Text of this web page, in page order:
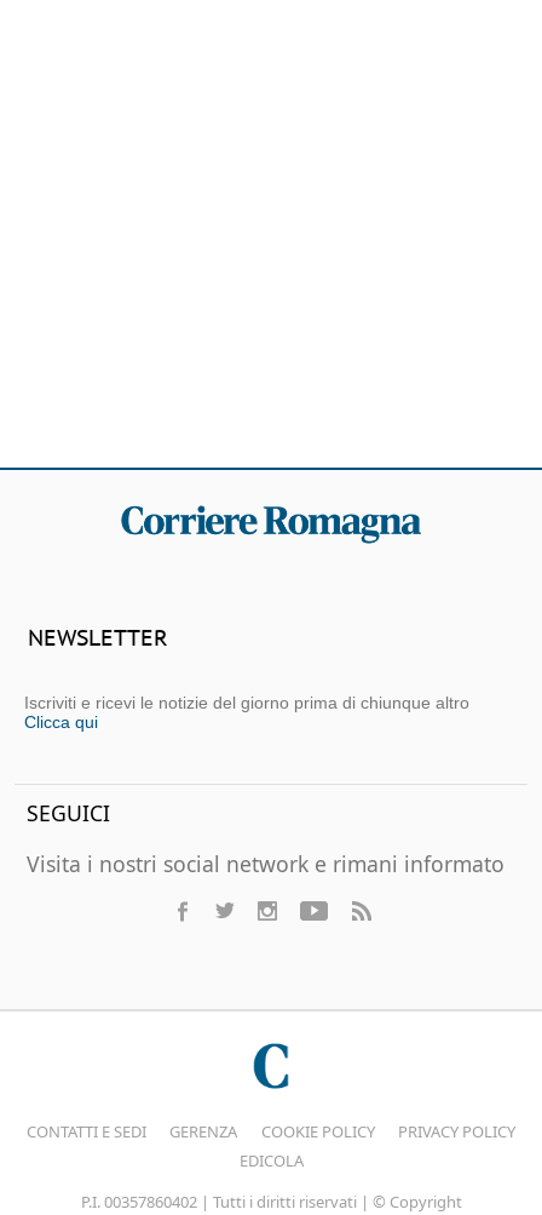
NEWSLETTER
Iscriviti e ricevi le notizie del giorno prima di chiunque altro
Clicca qui
SEGUICI
Visita i nostri social network e rimani informato
CONTATTI E SEDI GERENZA COOKIE POLICY
PRIVACY POLICY
EDICOLA
P.I. 00357860402 | Tutti i diritti riservati | © Copyright